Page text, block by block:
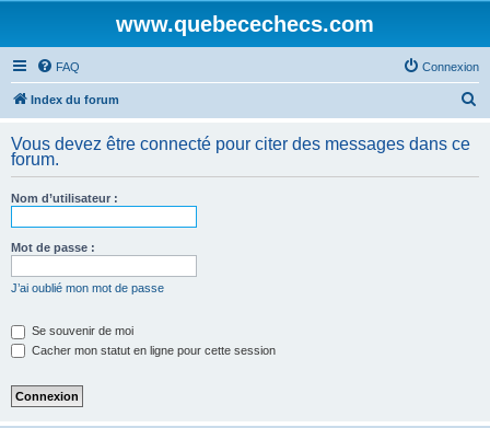
www.quebecechecs.com
FAQ Connexion
Index du forum
h
Vous devez être connecté pour citer des messages dans ce
forum.
Nom d’utilisateur :
Mot de passe :
J’ai oublié mon mot de passe
Se souvenir de moi
Cacher mon statut en ligne pour cette session